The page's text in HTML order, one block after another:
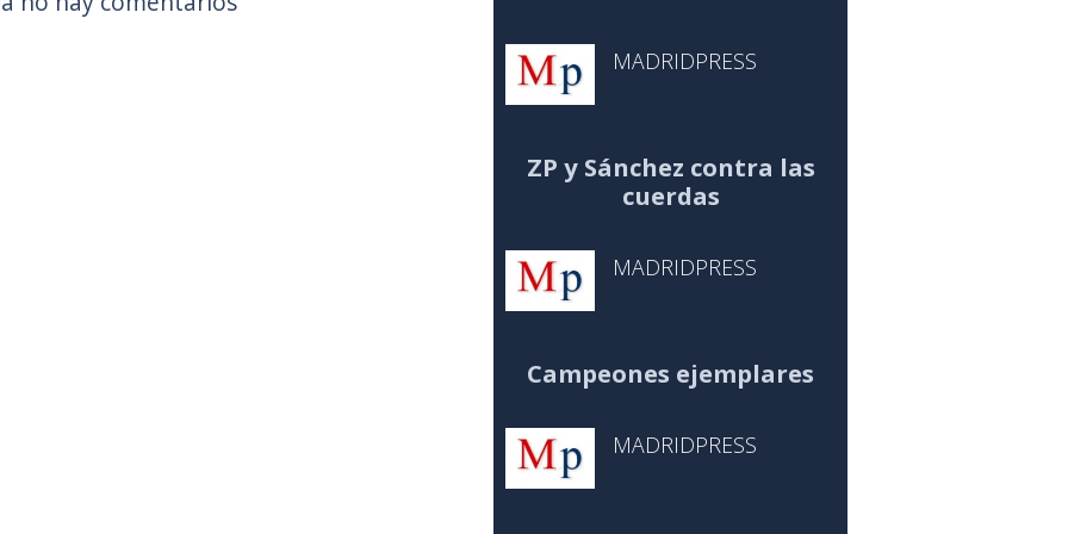
MADRIDPRESS
ZP y Sánchez contra las
cuerdas
MADRIDPRESS
Campeones ejemplares
MADRIDPRESS